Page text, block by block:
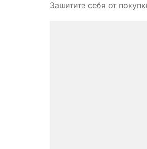
Защитите себя от